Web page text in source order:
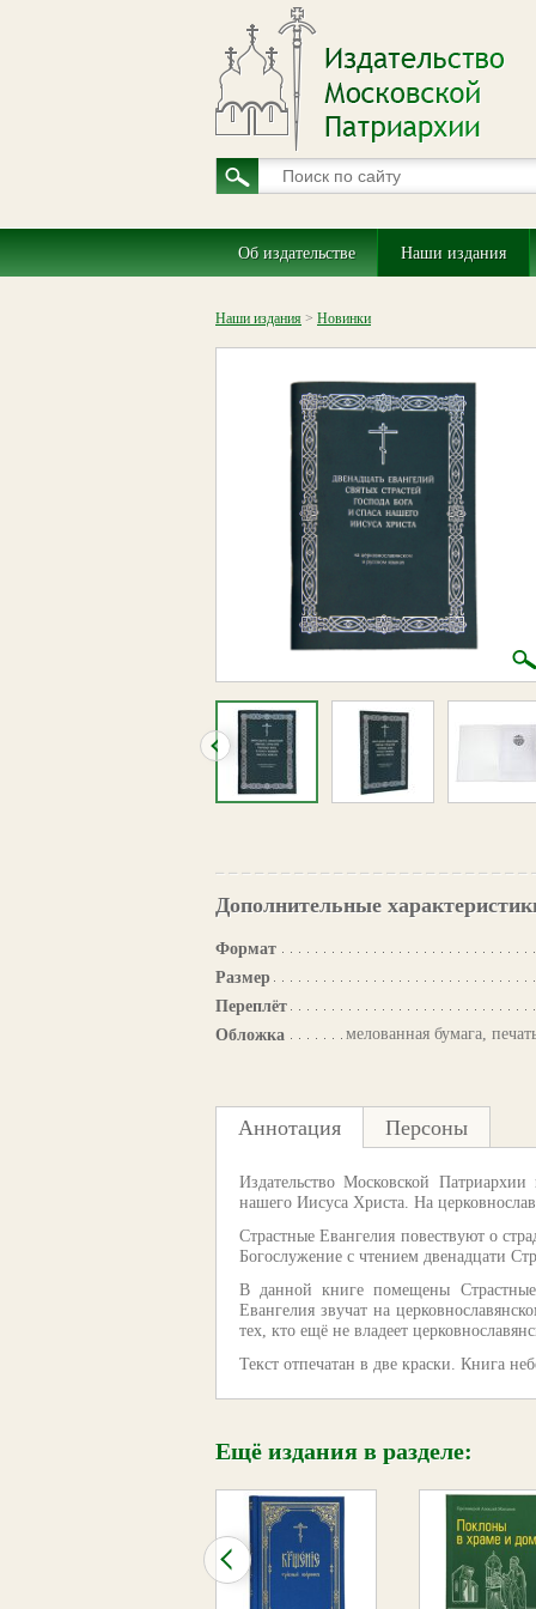
Об издательстве Наши издания
Наши издания > Новинки
Дополнительные
Формат
Размер
Переплёт
Обложка
мелованная бумага,
Аннотация Персоны
Издательство Московской
нашего Иисуса Христа. На
Страстные Евангелия повествуют о
Богослужение с чтением двенадцати
В данной книге помещены Страстные
Евангелия звучат на
тех, кто ещё не владеет
Текст отпечатан в две краски. Книга
Ещё издания в разделе: